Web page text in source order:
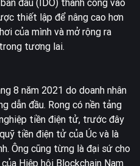
thiết lập để nâng cao hơn
của mình và mở rộng ra
tương lai.
8 năm 2021 do doanh nhân
dẫn đầu. Rong có nền tảng
tiền điện tử, trước đây
tiền điện tử của Úc và là
Ông cũng từng là đại sứ cho
Hiệp hội Blockchain Nam